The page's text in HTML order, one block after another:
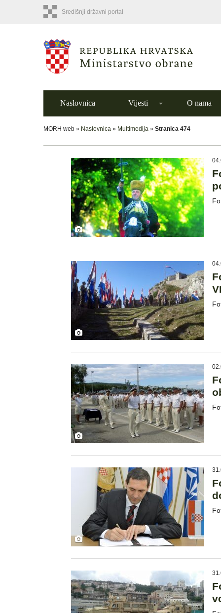
Središnji državni portal
Naslovnica Vijesti O nama
MORH web » Naslovnica » Multimedija » Stranica 474